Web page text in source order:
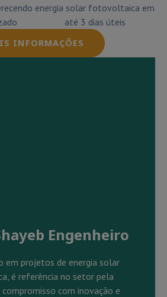
energia solar fotovoltaica em
até 3 dias úteis
INFORMAÇÕES
Engenheiro
em projetos de energia solar
é referência no setor pela
compromisso com inovação e